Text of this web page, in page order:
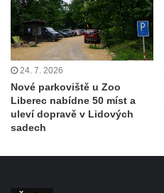
24. 7. 2026
Nové parkoviště u Zoo
Liberec nabídne 50 míst a
uleví dopravě v Lidových
sadech